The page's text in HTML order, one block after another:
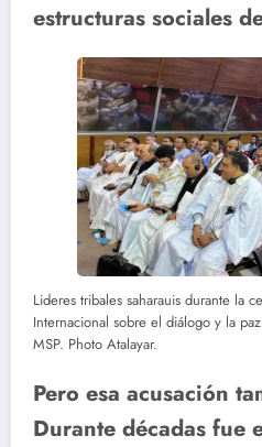
estructuras sociales
Lideres tribales saharauis durante la
Internacional sobre el diálogo y la
MSP. Photo Atalayar.
Pero esa acusación
Durante décadas fue